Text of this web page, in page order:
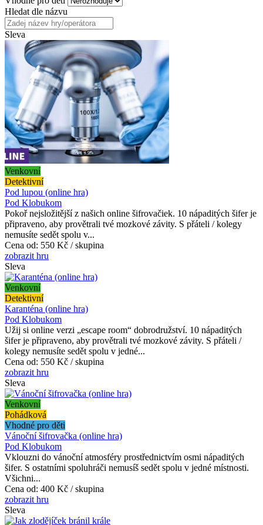
Hledat dle názvu
Sleva
Venkovní
Detektivní
Pod lupou (online hra)
Pod Klobukom
Pokoř nejsložitější z našich online šifrovačiek. 10 nápaditých šifer je
připraveno, aby provětrali tvé mozkové závity. S přáteli / kolegy
nemusíte sedět spolu v...
Cena od: 550 Kč / skupina
zobrazit hru
Sleva
Venkovní
Detektivní
Karanténa (online hra)
Pod Klobukom
Užij si online verzi „escape room“ dobrodružství. 10 nápaditých
šifer je připraveno, aby provětrali tvé mozkové závity. S přáteli /
kolegy nemusíte sedět spolu v jedné...
Cena od: 550 Kč / skupina
zobrazit hru
Sleva
Venkovní
Pohádková
Vhodné pro děti
Vánoční šifrovačka (online hra)
Pod Klobukom
Vklouzni do vánoční atmosféry prostřednictvím osmi nápaditých
šifer. S ostatními spoluhráči nemusíš sedět spolu v jedné místnosti.
Všichni...
Cena od: 400 Kč / skupina
zobrazit hru
Sleva